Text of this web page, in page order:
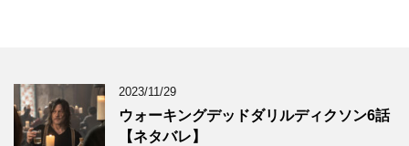
2023/11/29
ウォーキングデッドダリルディクソン6話
【ネタバレ】